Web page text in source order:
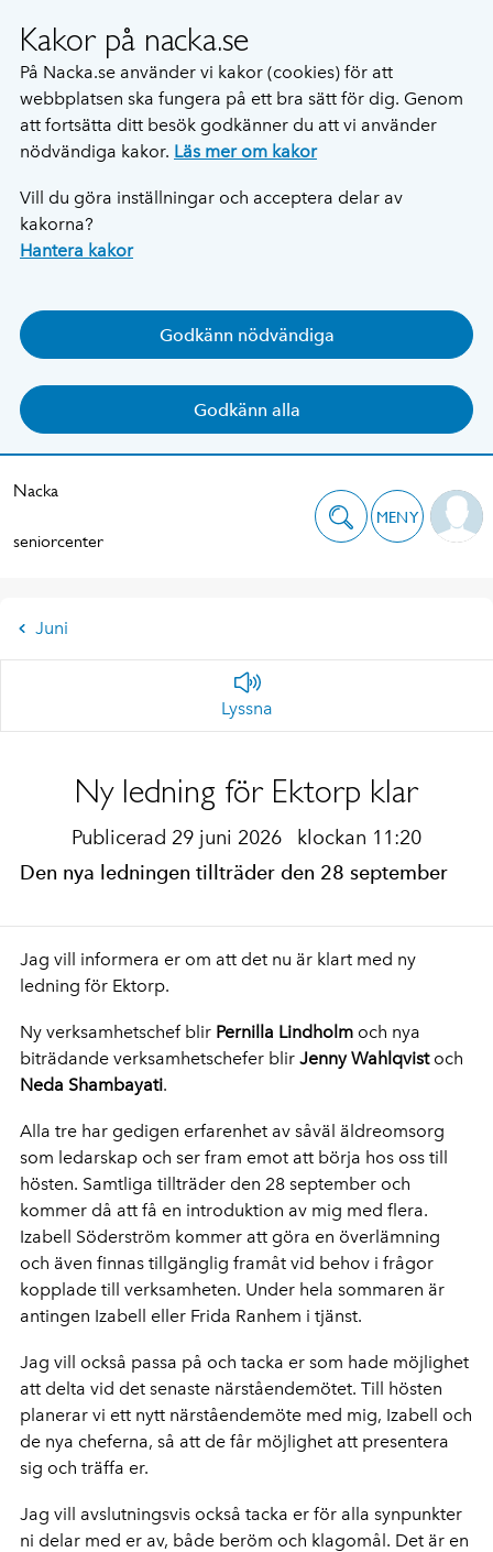
Kakor på nacka.se
På Nacka.se använder vi kakor (cookies) för att
webbplatsen ska fungera på ett bra sätt för dig. Genom
att fortsätta ditt besök godkänner du att vi använder
nödvändiga kakor. Läs mer om kakor
Vill du göra inställningar och acceptera delar av
kakorna?
Hantera kakor
Godkänn nödvändiga
Godkänn alla
Nacka
seniorcenter
MENY
Juni
Lyssna
Ny ledning för Ektorp klar
Publicerad 29 juni 2026 klockan 11:20
Den nya ledningen tillträder den 28 september
Jag vill informera er om att det nu är klart med ny
ledning för Ektorp.
Ny verksamhetschef blir Pernilla Lindholm och nya
biträdande verksamhetschefer blir Jenny Wahlqvistoch
Neda Shambayati.
Alla tre har gedigen erfarenhet av såväl äldreomsorg
som ledarskap och ser fram emot att börja hos oss till
hösten. Samtliga tillträder den 28 september och
kommer då att få en introduktion av mig med flera.
Izabell Söderström kommer att göra en överlämning
och även finnas tillgänglig framåt vid behov i frågor
kopplade till verksamheten. Under hela sommaren är
antingen Izabell eller Frida Ranhem i tjänst.
Jag vill också passa på och tacka er som hade möjlighet
att delta vid det senaste närståendemötet. Till hösten
planerar vi ett nytt närståendemöte med mig, Izabell och
de nya cheferna, så att de får möjlighet att presentera
sig och träffa er.
Jag vill avslutningsvis också tacka er för alla synpunkter
ni delar med er av, både beröm och klagomål. Det är en